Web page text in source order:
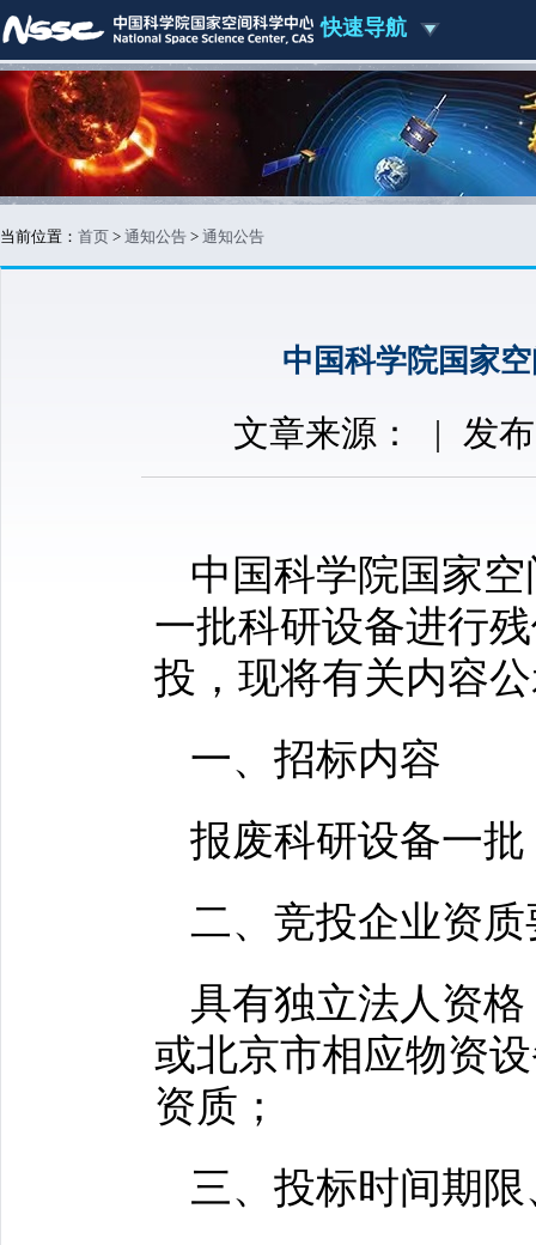
快速导航
当前位置： 首页 > 通知公告 > 通知公告
中国科学院国家
文章来源： | 发
中国科学院国家
一批科研设备进行
投，现将有关内容
一、招标内容
报废科研设备一
二、竞投企业资质
具有独立法人资
或北京市相应物资
资质；
三、投标时间期